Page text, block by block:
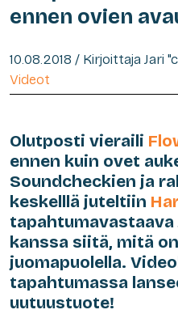
ennen ovien
10.08.2018 / Kirjoittaja Jari
Videot
Olutposti vieraili
ennen kuin ovet
Soundcheckien ja
keskelllä juteltiin
tapahtumavastaava
kanssa siitä, mitä
juomapuolella.
tapahtumassa
uutuustuote!